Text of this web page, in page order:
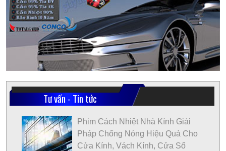
Tư vấn - Tin tức
Phim Cách Nhiệt Nhà Kính Giải
Pháp Chống Nóng Hiệu Quả Cho
Cửa Kính, Vách Kính, Cửa Sổ